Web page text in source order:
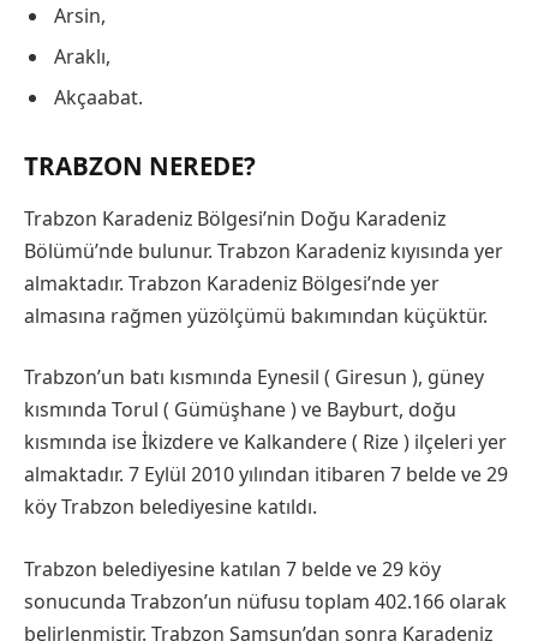
Arsin,
Araklı,
Akçaabat.
TRABZON NEREDE?
Trabzon Karadeniz Bölgesi’nin Doğu Karadeniz
Bölümü’nde bulunur. Trabzon Karadeniz kıyısında yer
almaktadır. Trabzon Karadeniz Bölgesi’nde yer
almasına rağmen yüzölçümü bakımından küçüktür.
Trabzon’un batı kısmında Eynesil ( Giresun ), güney
kısmında Torul ( Gümüşhane ) ve Bayburt, doğu
kısmında ise İkizdere ve Kalkandere ( Rize ) ilçeleri yer
almaktadır. 7 Eylül 2010 yılından itibaren 7 belde ve 29
köy Trabzon belediyesine katıldı.
Trabzon belediyesine katılan 7 belde ve 29 köy
sonucunda Trabzon’un nüfusu toplam 402.166 olarak
belirlenmiştir. Trabzon Samsun’dan sonra Karadeniz